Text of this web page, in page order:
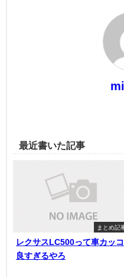
最近書いた記事
まとめ記
レクサスLC500って車カッコ
良すぎるやろ